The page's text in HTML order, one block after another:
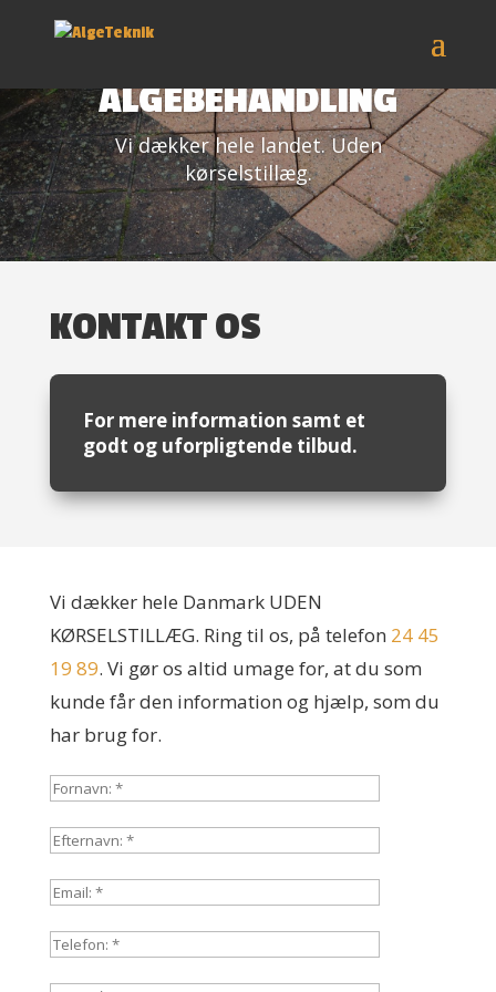
ALGEBEHANDLING
Vi dækker hele landet. Uden
kørselstillæg.
KONTAKT OS
For mere information samt et
godt og uforpligtende tilbud.
Vi dækker hele Danmark UDEN
KØRSELSTILLÆG. Ring til os, på telefon 24 45
19 89. Vi gør os altid umage for, at du som
kunde får den information og hjælp, som du
har brug for.